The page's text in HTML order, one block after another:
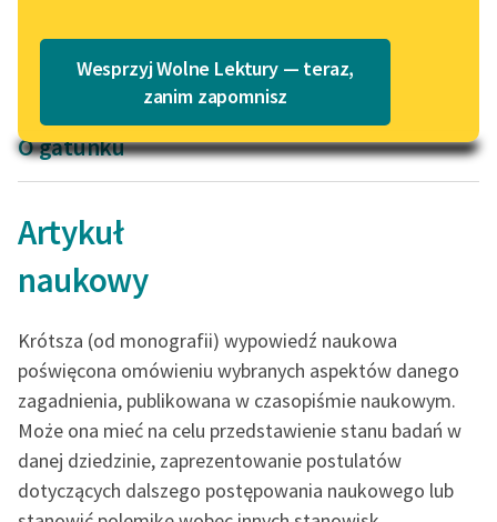
Lektury szkolne i klasyka
literatury do słuchania dla
uczennic i uczniów z
E-kolekcja lektur
szkolnych i literatury do
słuchania dla uczennic i
uczniów z
Feministyczne inspiracje.
Popularyzacja
skandynawskiej literatury
feministycznej
Ręce pełne poezji
Katalog w formacie PDF
Wesprzyj Wolne Lektury — teraz,
zanim zapomnisz
O gatunku
Artykuł
naukowy
Krótsza (od monografii) wypowiedź naukowa
poświęcona omówieniu wybranych aspektów danego
zagadnienia, publikowana w czasopiśmie naukowym.
Może ona mieć na celu przedstawienie stanu badań w
danej dziedzinie, zaprezentowanie postulatów
dotyczących dalszego postępowania naukowego lub